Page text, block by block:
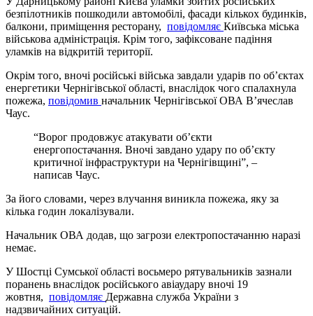
безпілотників пошкодили автомобілі, фасади кількох будинків,
балкони, приміщення ресторану, повідомляє Київська міська
військова адміністрація. Крім того, зафіксоване падіння
уламків на відкритій території.
Окрім того, вночі російські війська завдали ударів по об’єктах
енергетики Чернігівської області, внаслідок чого спалахнула
пожежа, повідомив начальник Чернігівської ОВА В’ячеслав
Чаус.
“Ворог продовжує атакувати обʼєкти
енергопостачання. Вночі завдано удару по обʼєкту
критичної інфраструктури на Чернігівщині”, –
написав Чаус.
За його словами, через влучання виникла пожежа, яку за
кілька годин локалізували.
Начальник ОВА додав, що загрози електропостачанню наразі
немає.
У Шостці Сумської області восьмеро рятувальників зазнали
поранень внаслідок російського авіаудару вночі 19
жовтня, повідомляє Державна служба України з
надзвичайних ситуацій.